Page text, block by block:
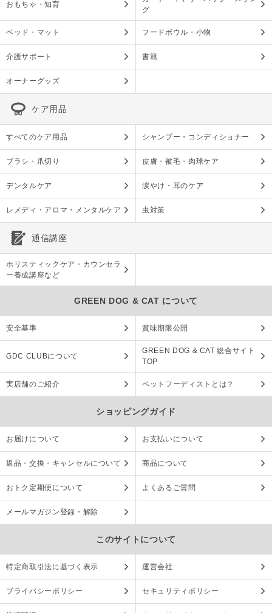
おもちゃ・知育
グ
ベッド・マット フードボウル・小物
介護サポート 書籍
オーナーグッズ
ケア用品
すべてのケア用品 シャンプー・コンディショナー
ブラシ・爪切り 皮膚・被毛・肉球ケア
デンタルケア 涙やけ・耳のケア
レメディ・アロマ・メンタルケア 虫対策
通信講座
ホリスティックケア・カウンセラ
ー養成講座など
GREEN DOG & CAT について
安全基準 賞味期限公開
GDC CLUBについて
GREEN DOG & CAT 総合サイト
TOP
実店舗のご紹介 ペットフーディストとは？
ショッピングガイド
お届けについて お支払いについて
返品・交換・キャンセルについて 商品について
おトク定期便について よくあるご質問
メールマガジン登録・解除
このサイトについて
特定商取引法に基づく表示 運営会社
プライバシーポリシー セキュリティポリシー